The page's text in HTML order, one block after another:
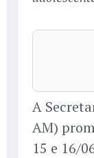
A
AM)
15 e 16/